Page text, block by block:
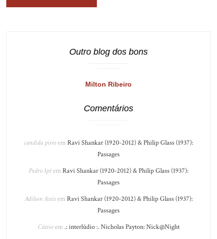
Outro blog dos bons
Milton Ribeiro
Comentários
candida piresem Ravi Shankar (1920-2012) & Philip Glass (1937):
Passages
Pedro Ipêem Ravi Shankar (1920-2012) & Philip Glass (1937):
Passages
Adilson Assisem Ravi Shankar (1920-2012) & Philip Glass (1937):
Passages
Cássioem .: interlúdio :. Nicholas Payton: Nick@Night